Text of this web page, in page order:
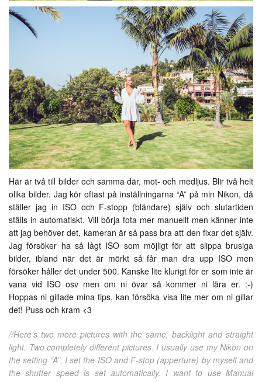
Här är två till bilder och samma där, mot- och medljus. Blir två helt
olika bilder. Jag kör oftast på inställningarna “A” på min Nikon, då
ställer jag in ISO och F-stopp (bländare) själv och slutartiden
ställs in automatiskt. Vill börja fota mer manuellt men känner inte
att jag behöver det, kameran är så pass bra att den fixar det själv.
Jag försöker ha så lågt ISO som möjligt för att slippa brusiga
bilder, ibland när det är mörkt så får man dra upp ISO men
försöker håller det under 500. Kanske lite klurigt för er som inte är
vana vid ISO osv men om ni övar så kommer ni lära er. :-)
Hoppas ni gillade mina tips, kan försöka visa lite mer om ni gillar
det! Puss och kram <3
//Here’s two more pictures with the same, backlight and straight
light. Two completely different pictures. I usually use my Nikon on
the setting “A”, I set the ISO and F-stop (apperture) by myself and
the shutter speed is set automatically. I want to use Manual